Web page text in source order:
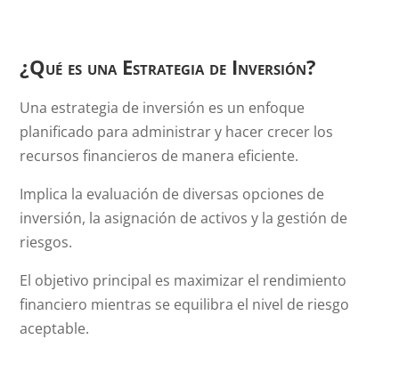
¿Qué es una Estrategia de Inversión?
Una estrategia de inversión es un enfoque
planificado para administrar y hacer crecer los
recursos financieros de manera eficiente.
Implica la evaluación de diversas opciones de
inversión, la asignación de activos y la gestión de
riesgos.
El objetivo principal es maximizar el rendimiento
financiero mientras se equilibra el nivel de riesgo
aceptable.